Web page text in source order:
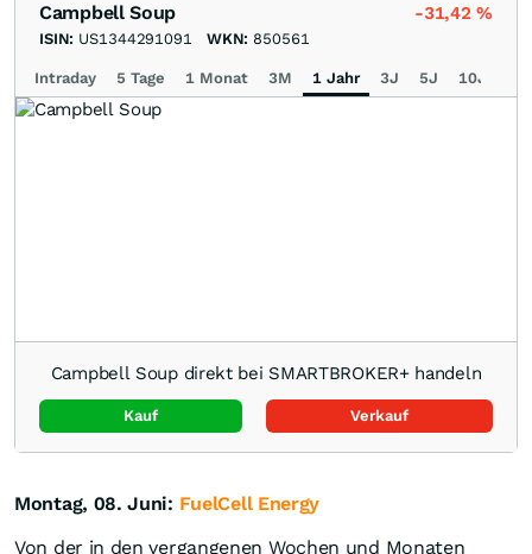
Campbell Soup -31,42%
ISIN: US1344291091 WKN: 850561
Intraday 5 Tage 1 Monat 3M 1 Jahr 3J 5J 10J
Campbell Soup direkt bei SMARTBROKER+ handeln
Kauf Verkauf
Montag, 08. Juni: FuelCell Energy
Von der in den vergangenen Wochen und Monaten